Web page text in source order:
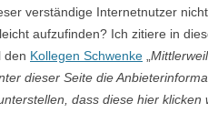
verständige Internetnutzer
aufzufinden? Ich zitiere in
den Kollegen Schwenke
dieser Seite die
dass diese hier